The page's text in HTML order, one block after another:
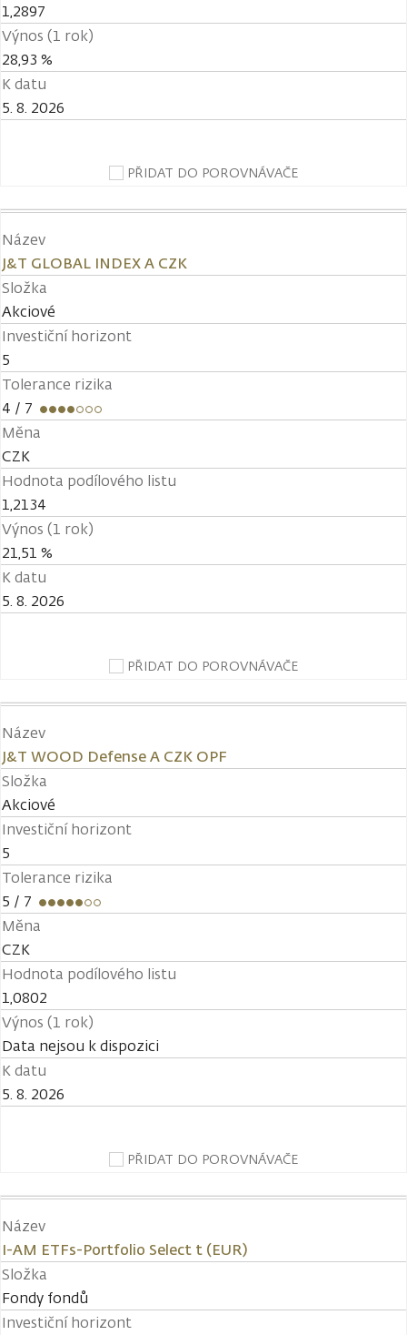
1,2897
Výnos (1 rok)
28,93 %
K datu
5. 8. 2026
PŘIDAT DO POROVNÁVAČE
Název
J&T GLOBAL INDEX A CZK
Složka
Akciové
Investiční horizont
5
Tolerance rizika
4 / 7
Měna
CZK
Hodnota podílového listu
1,2134
Výnos (1 rok)
21,51 %
K datu
5. 8. 2026
PŘIDAT DO POROVNÁVAČE
Název
J&T WOOD Defense A CZK OPF
Složka
Akciové
Investiční horizont
5
Tolerance rizika
5 / 7
Měna
CZK
Hodnota podílového listu
1,0802
Výnos (1 rok)
Data nejsou k dispozici
K datu
5. 8. 2026
PŘIDAT DO POROVNÁVAČE
Název
I-AM ETFs-Portfolio Select t (EUR)
Složka
Fondy fondů
Investiční horizont